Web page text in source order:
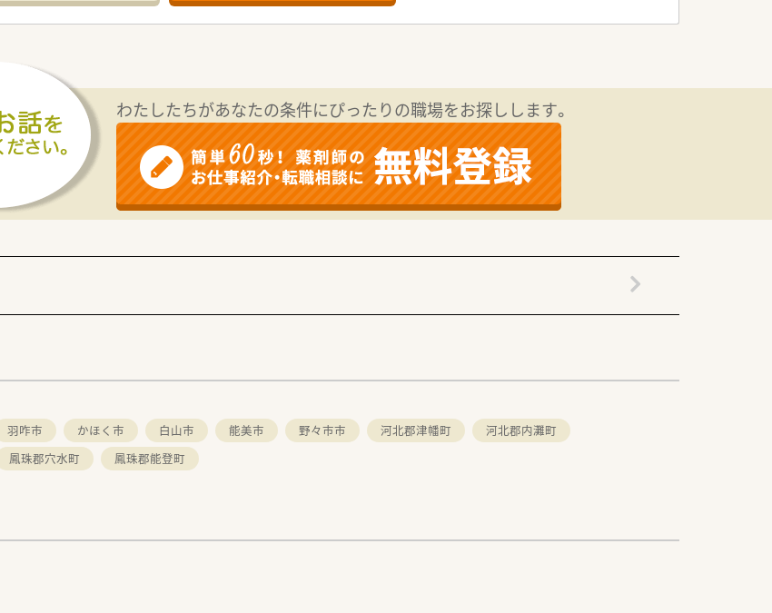
ャリストを目指すことも可能です。
社スタッフなど活動領域は多種多様です。
医療へもしっかりと関わる事ができます。
制度は小学5年生まで時短勤務ができるよう変更予定です。
スが整っています
など嬉しいメリットもたくさんあります！
わたしたちがあなたの条件にぴったりの職場をお探しします。
羽咋市 かほく市 白山市 能美市 野々市市 河北郡津幡町
河北郡内灘町
鳳珠郡穴水町 鳳珠郡能登町